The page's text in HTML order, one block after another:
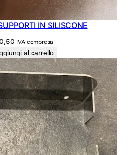
IN SILISCONE
0,50 IVA compresa
al carrello